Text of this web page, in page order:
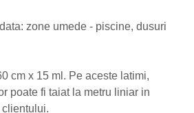
zone umede - piscine, dusuri
cm x 15 ml. Pe aceste latimi,
poate fi taiat la metru liniar in